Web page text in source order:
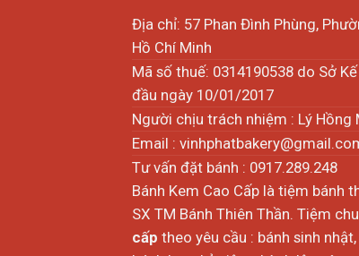
Địa chỉ: 57 Phan Đình Phùng,
Hồ Chí Minh
Mã số thuế: 0314190538 do Sở
đầu ngày 10/01/2017
Người chịu trách nhiệm : Lý Hồng
Email :
Tư vấn đặt bánh : 0917.289.248
Bánh Kem Cao Cấp là tiệm bánh
SX TM Bánh Thiên Thần. Tiệm
cấp theo yêu cầu : bánh sinh